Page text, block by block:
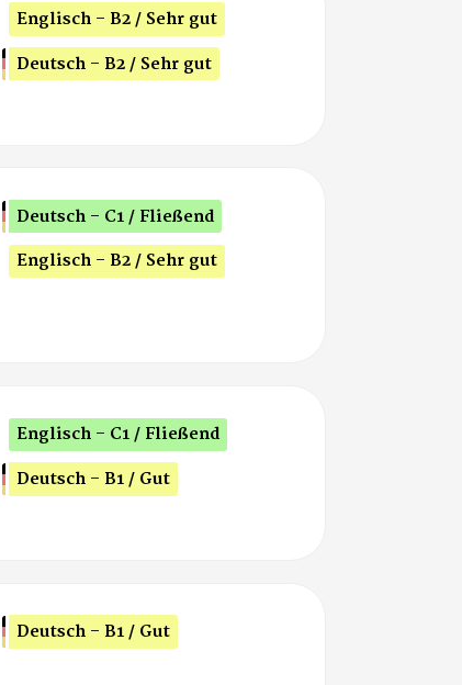
Englisch - B2 / Sehr gut
Deutsch - B2 / Sehr gut
Deutsch - C1 / Fließend
Englisch - B2 / Sehr gut
Englisch - C1 / Fließend
Deutsch - B1 / Gut
Deutsch - B1 / Gut